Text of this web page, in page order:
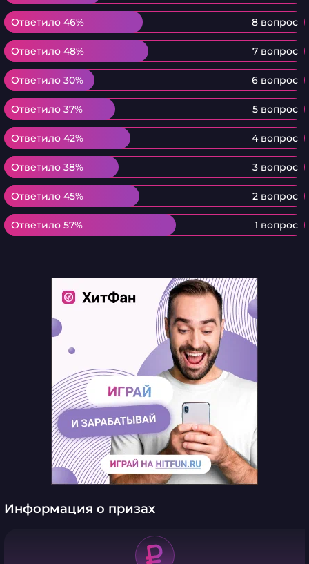
Ответило 46% 8 вопрос
Ответило 46%
Ответило 48% 7 вопрос
Ответило 48%
Ответило 30% 6 вопрос
Ответило 30%
Ответило 37% 5 вопрос
Ответило 37%
Ответило 42% 4 вопрос
Ответило 42%
Ответило 38% 3 вопрос
Ответило 38%
Ответило 45% 2 вопрос
Ответило 45%
Ответило 57% 1 вопрос
Ответило 57%
Информация о призах